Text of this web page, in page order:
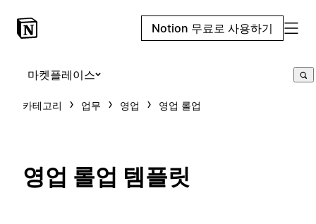
Notion 무료로 사용하기
마켓플레이스
카테고리 업무 영업 영업 롤업
영업 롤업 템플릿